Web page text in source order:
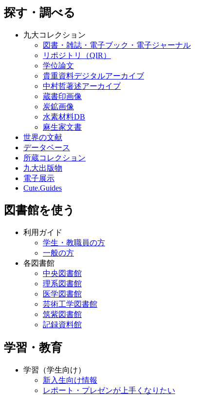
探す・調べる
九大コレクション
図書・雑誌・電子ブック・電子ジャーナル
リポジトリ（QIR）
学位論文
貴重資料デジタルアーカイブ
中村哲著述アーカイブ
蔵書印画像
炭鉱画像
水素材料DB
麻生家文書
世界の文献
データベース
所蔵コレクション
九大出版物
電子展示
Cute.Guides
図書館を使う
利用ガイド
学生・教職員の方
一般の方
各図書館
中央図書館
理系図書館
医学図書館
芸術工学図書館
筑紫図書館
記録資料館
学習・教育
学習（学生向け）
新入生向け情報
レポート・プレゼンが上手くなりたい